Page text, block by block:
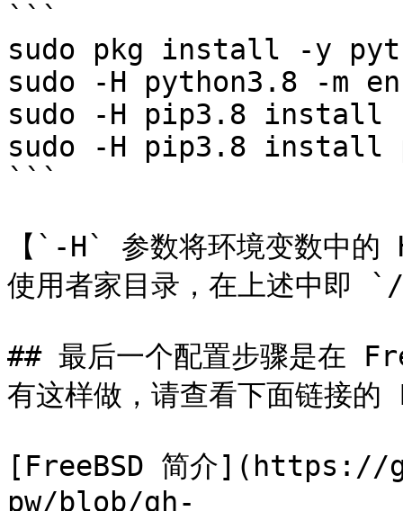
```
sudo pkg install -y
sudo -H python3.8 -m
sudo -H pip3.8 install
sudo -H pip3.8 install
```
【`-H` 参数将环境变数中的
使用者家目录，在上述中即
## 最后一个配置步骤是在
有这样做，请查看下面链接
[FreeBSD 简介
pw/blob/gh-